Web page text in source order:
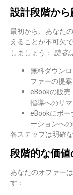
設計段階か
最初から、あなた
えることが不可欠
しましょう： 読者
無料ダウン
ファーの提案
eBookの販
指導へのリ
eBookにボ
ーションへ
各ステップは明確
段階的な価
あなたのオファーは
す：